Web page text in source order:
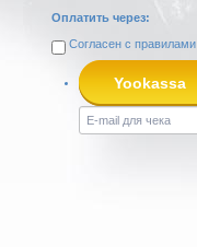
Оплатить через:
Согласен с правилами
Yookassa